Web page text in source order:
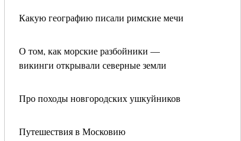
Какую географию писали римские мечи
О том, как морские разбойники —
викинги открывали северные земли
Про походы новгородских ушкуйников
Путешествия в Московию